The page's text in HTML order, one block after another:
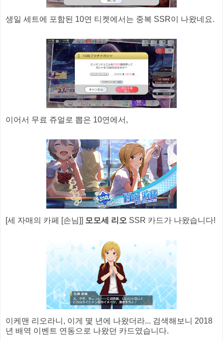
생일 세트에 포함된 10연 티켓에서는 중복 SSR이 나왔네요.
이어서 무료 쥬얼로 뽑은 10연에서,
[세 자매의 카페 [손님]] 모모세 리오 SSR 카드가 나왔습니다!
이케맨 리오라니, 이게 몇 년에 나왔더라... 검색해보니 2018
년 배역 이벤트 연동으로 나왔던 카드였습니다.